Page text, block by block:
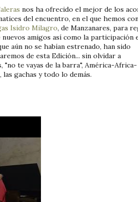
nos ha ofrecido el mejor de los
del encuentro, en el que hemos
Isidro Milagro, de Manzanares, para
amigos así como la participación
aún no se habían estrenado, han sido
de esta Edición... sin olvidar a
te vayas de la barra", América-Africa-
gachas y todo lo demás.